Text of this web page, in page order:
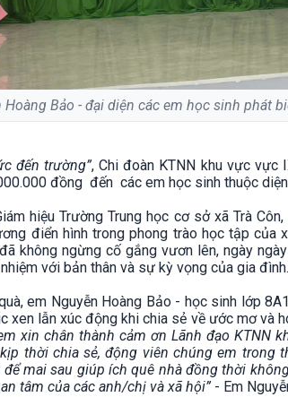
Hoàng Bảo - đại diện các em học sinh phát
đến trường”, Chi đoàn KTNN khu vực vực
đồng đến các em học sinh thuộc
hiệu Trường Trung học cơ sở xã Trà
điển hình trong phong trào học tập của
không ngừng cố gắng vươn lên, ngày
với bản thân và sự kỳ vọng của gia đình.
em Nguyễn Hoàng Bảo - học sinh lớp
xen lẫn xúc động khi chia sẻ về ước mơ và
xin chân thành cảm ơn Lãnh đạo KTNN
thời chia sẻ, động viên chúng em trong
mai sau giúp ích quê nhà đồng thời
tâm của các anh/chị và xã hội” - Em